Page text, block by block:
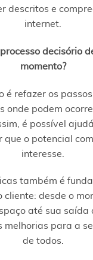
descritos e
internet.
decisório
momento?
é refazer os
onde podem
é possível
que o potencial
interesse.
também é
cliente: desde o
até sua saída
melhorias para a
de todos.